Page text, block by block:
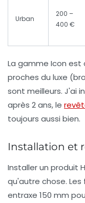
Urban
200 –
400 €
La gamme Icon est
proches du luxe
sont meilleurs. J'ai
après 2 ans, le
toujours aussi bien.
Installation et
Installer un produit
qu'autre chose.
entraxe 150 mm